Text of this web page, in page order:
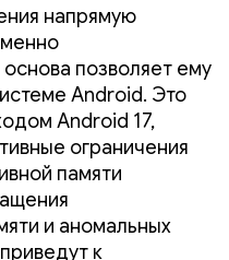
напрямую
позволяет ему
Android. Это
Android 17,
ограничения
памяти
и аномальных
к